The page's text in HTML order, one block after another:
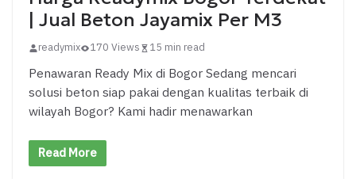
| Jual Beton Jayamix Per M3
readymix 170 Views 15 min read
Penawaran Ready Mix di Bogor Sedang mencari
solusi beton siap pakai dengan kualitas terbaik di
wilayah Bogor? Kami hadir menawarkan
Read More